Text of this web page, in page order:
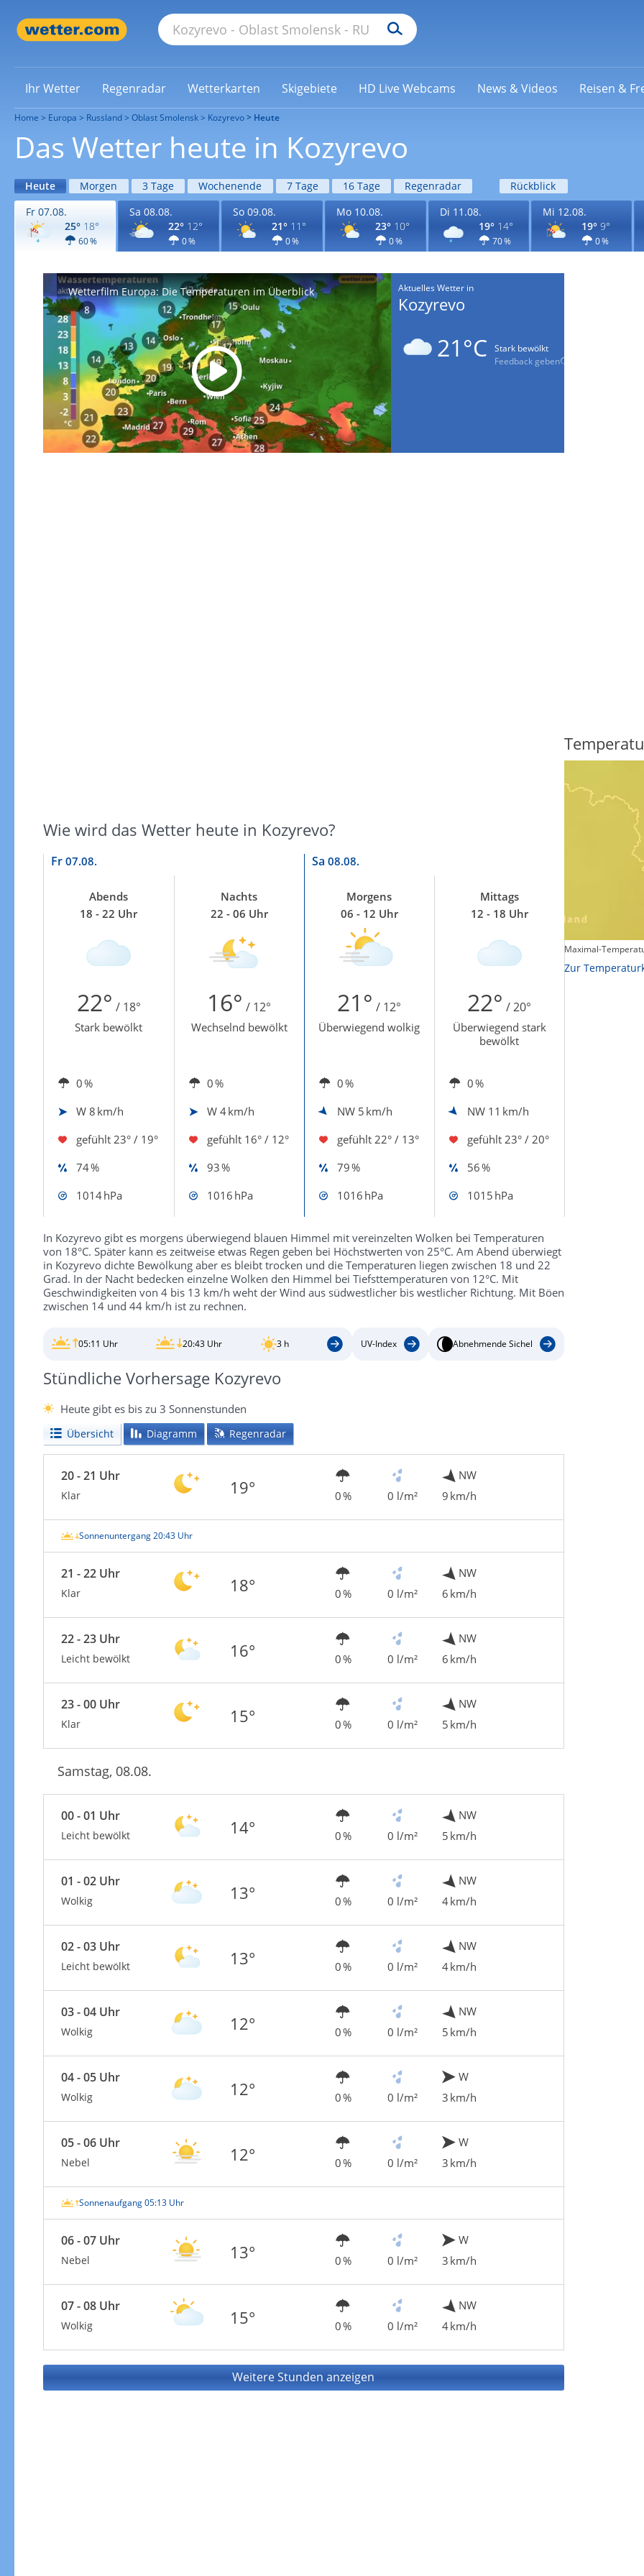
Ihr Wetter Regenradar Wetterkarten Skigebiete HD Live Webcams News & Videos Reisen &
Home Europa Russland Oblast Smolensk Kozyrevo Heute
Das Wetter heute in Kozyrevo
Heute Morgen 3 Tage Wochenende 7 Tage 16 Tage Regenradar
Rückblick
Fr 07.08.
25° 18°
60 %
Sa 08.08.
22° 12°
0 %
So 09.08.
21° 11°
0 %
Mo 10.08.
23° 10°
0 %
Di 11.08.
19° 14°
70 %
Mi 12.08.
19° 9°
0 %
Wetterfilm Europa: Die Temperaturen im Überblick Aktuelles Wetter in
Kozyrevo
21°C
Stark bewölkt
Feedback geben
Wie wird das Wetter heute in Kozyrevo?
Fr 07.08. Sa 08.08.
Abends
18 - 22 Uhr
Nachts
22 - 06 Uhr
Morgens
06 - 12 Uhr
Mittags
12 - 18 Uhr
22° / 18° 16° / 12° 21° / 12° 22° / 20°
Stark bewölkt Wechselnd bewölkt Überwiegend wolkig
Überwiegend stark
bewölkt
0 % 0 % 0 %
0 %
W 8 km/h W 4 km/h NW 5 km/h NW 11 km/h
gefühlt 23° / 19° gefühlt 16° / 12° gefühlt 22° / 13° gefühlt 23° / 20°
74 %
93 % 79 %
56 %
1014 hPa
1016 hPa 1016 hPa 1015 hPa
In Kozyrevo gibt es morgens überwiegend blauen Himmel mit vereinzelten Wolken bei Temperaturen
von 18°C. Später kann es zeitweise etwas Regen geben bei Höchstwerten von 25°C. Am Abend überwiegt
in Kozyrevo dichte Bewölkung aber es bleibt trocken und die Temperaturen liegen zwischen 18 und 22
Grad. In der Nacht bedecken einzelne Wolken den Himmel bei Tiefsttemperaturen von 12°C. Mit
Geschwindigkeiten von 4 bis 13 km/h weht der Wind aus südwestlicher bis westlicher Richtung. Mit Böen
zwischen 14 und 44 km/h ist zu rechnen.
05:11 Uhr 20:43 Uhr 3 h UV-Index Abnehmende Sichel
Stündliche Vorhersage Kozyrevo
Heute gibt es bis zu 3 Sonnenstunden
Übersicht Diagramm Regenradar
20 - 21 Uhr
Klar 19° 0 % 0 l/m²
NW
9 km/h
Sonnenuntergang 20:43 Uhr
21 - 22 Uhr
Klar 18° 0 % 0 l/m²
NW
6 km/h
22 - 23 Uhr
Leicht bewölkt 16° 0 % 0 l/m²
NW
6 km/h
23 - 00 Uhr
Klar 15° 0 % 0 l/m²
NW
5 km/h
Samstag, 08.08.
00 - 01 Uhr
Leicht bewölkt 14° 0 % 0 l/m²
NW
5 km/h
01 - 02 Uhr
Wolkig 13° 0 % 0 l/m²
NW
4 km/h
02 - 03 Uhr
Leicht bewölkt 13° 0 % 0 l/m²
NW
4 km/h
03 - 04 Uhr
Wolkig 12° 0 % 0 l/m²
NW
5 km/h
04 - 05 Uhr
Wolkig 12° 0 % 0 l/m²
W
3 km/h
05 - 06 Uhr
Nebel 12° 0 % 0 l/m²
W
3 km/h
Sonnenaufgang 05:13 Uhr
06 - 07 Uhr
Nebel 13° 0 % 0 l/m²
W
3 km/h
07 - 08 Uhr
Wolkig 15° 0 % 0 l/m²
NW
4 km/h
Weitere Stunden anzeigen
Gewitterrisiko in 3h
Zur Gewitterrisikokarte
Zum animierten Regenradar Maximal-
Zur